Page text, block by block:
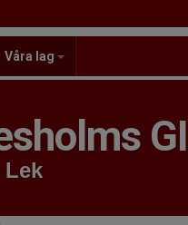
Våra lag